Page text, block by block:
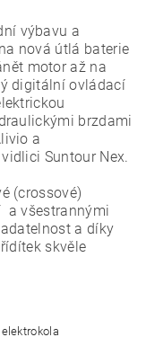
výbavu a
nová útlá baterie
motor až na
digitální ovládací
brzdami
a
Suntour Nex.
(crossové)
a všestrannými
a díky
skvěle